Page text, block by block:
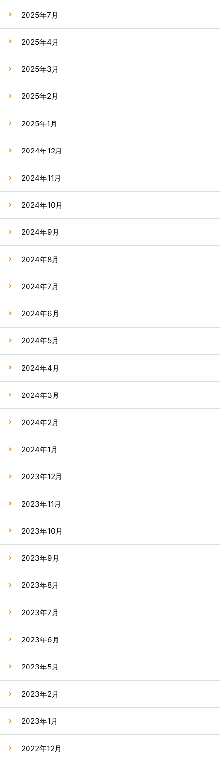
2025年7月
2025年4月
2025年3月
2025年2月
2025年1月
2024年12月
2024年11月
2024年10月
2024年9月
2024年8月
2024年7月
2024年6月
2024年5月
2024年4月
2024年3月
2024年2月
2024年1月
2023年12月
2023年11月
2023年10月
2023年9月
2023年8月
2023年7月
2023年6月
2023年5月
2023年2月
2023年1月
2022年12月